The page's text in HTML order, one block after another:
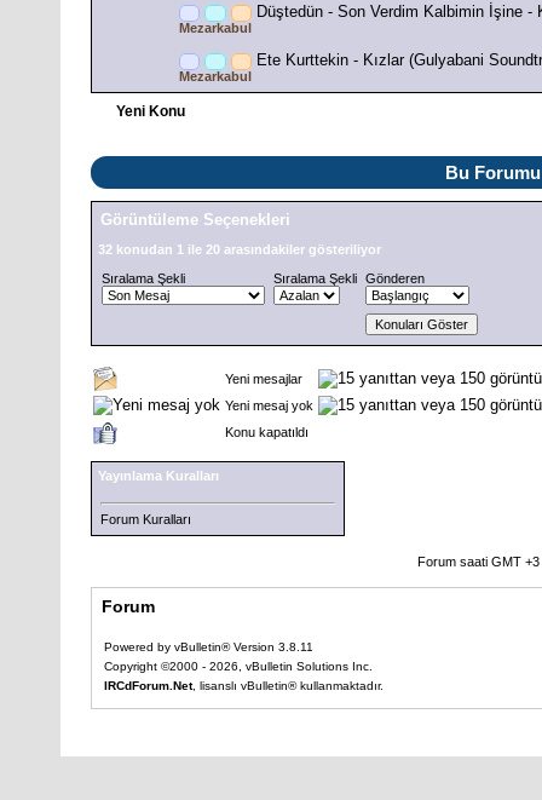
Düştedün - Son Verdim Kalbimin İşine -
Mezarkabul
Ete Kurttekin - Kızlar (Gulyabani
Mezarkabul
Yeni Konu
Bu
Görüntüleme Seçenekleri
32 konudan 1 ile 20 arasındakiler gösteriliyor
Sıralama Şekli
Sıralama Şekli Gönderen
Yeni mesajlar
Yeni mesaj yok
Konu kapatıldı
Yayınlama Kuralları
Forum Kuralları
Forum saati GMT
Forum
Powered by vBulletin® Version 3.8.11
Copyright ©2000 - 2026, vBulletin Solutions Inc.
IRCdForum.Net, lisanslı vBulletin® kullanmaktadır.